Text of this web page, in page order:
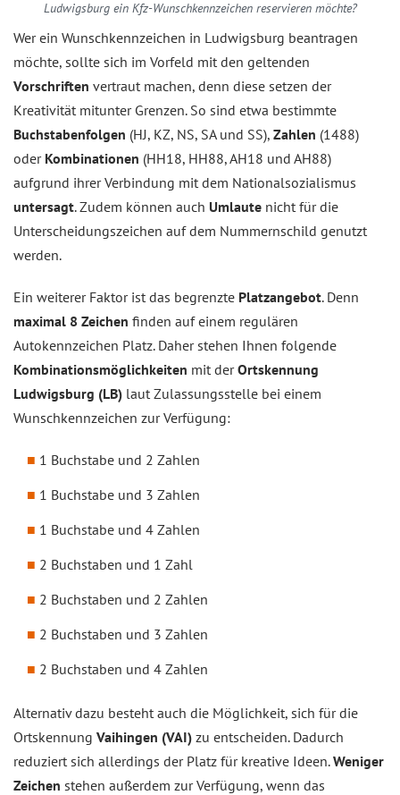
Ludwigsburg ein Kfz-Wunschkennzeichen reservieren möchte?
Wer ein Wunschkennzeichen in Ludwigsburg beantragen
möchte, sollte sich im Vorfeld mit den geltenden
Vorschriften vertraut machen, denn diese setzen der
Kreativität mitunter Grenzen. So sind etwa bestimmte
Buchstabenfolgen (HJ, KZ, NS, SA und SS), Zahlen (1488)
oder Kombinationen (HH18, HH88, AH18 und AH88)
aufgrund ihrer Verbindung mit dem Nationalsozialismus
untersagt. Zudem können auch Umlaute nicht für die
Unterscheidungszeichen auf dem Nummernschild genutzt
werden.
Ein weiterer Faktor ist das begrenzte Platzangebot. Denn
maximal 8 Zeichen finden auf einem regulären
Autokennzeichen Platz. Daher stehen Ihnen folgende
Kombinationsmöglichkeiten mit derOrtskennung
Ludwigsburg (LB) laut Zulassungsstelle bei einem
Wunschkennzeichen zur Verfügung:
1 Buchstabe und 2 Zahlen
1 Buchstabe und 3 Zahlen
1 Buchstabe und 4 Zahlen
2 Buchstaben und 1 Zahl
2 Buchstaben und 2 Zahlen
2 Buchstaben und 3 Zahlen
2 Buchstaben und 4 Zahlen
Alternativ dazu besteht auch die Möglichkeit, sich für die
Ortskennung Vaihingen (VAI) zu entscheiden. Dadurch
reduziert sich allerdings der Platz für kreative Ideen.Weniger
Zeichen stehen außerdem zur Verfügung, wenn das